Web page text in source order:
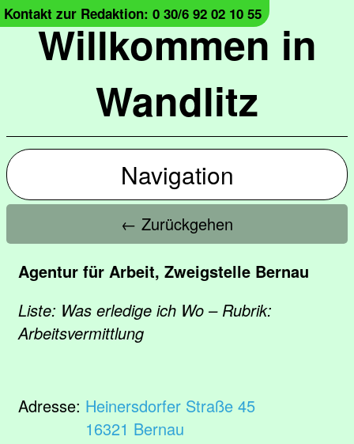
Willkommen in
Wandlitz
Kontakt zur Redaktion: 0 30/6 92 02 10 55
Navigation
← Zurückgehen
Agentur für Arbeit, Zweigstelle Bernau
Liste: Was erledige ich Wo – Rubrik:
Arbeitsvermittlung
Adresse: Heinersdorfer Straße 45
16321 Bernau